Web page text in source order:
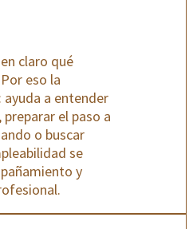
claro qué
eso la
a entender
el paso a
o buscar
se
y